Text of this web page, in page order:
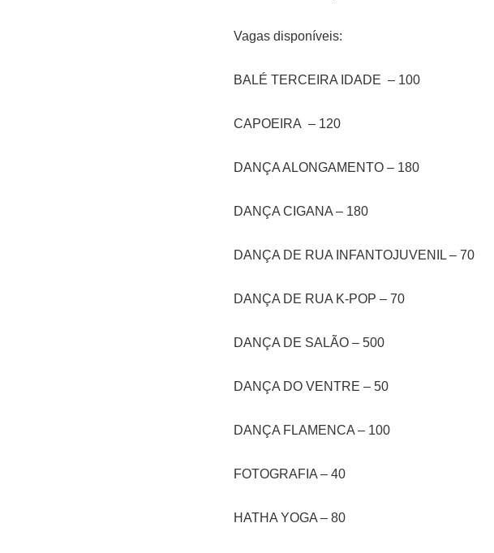
Vagas disponíveis:
BALÉ TERCEIRA IDADE – 100
CAPOEIRA – 120
DANÇA ALONGAMENTO – 180
DANÇA CIGANA – 180
DANÇA DE RUA INFANTOJUVENIL – 70
DANÇA DE RUA K-POP – 70
DANÇA DE SALÃO – 500
DANÇA DO VENTRE – 50
DANÇA FLAMENCA – 100
FOTOGRAFIA – 40
HATHA YOGA – 80